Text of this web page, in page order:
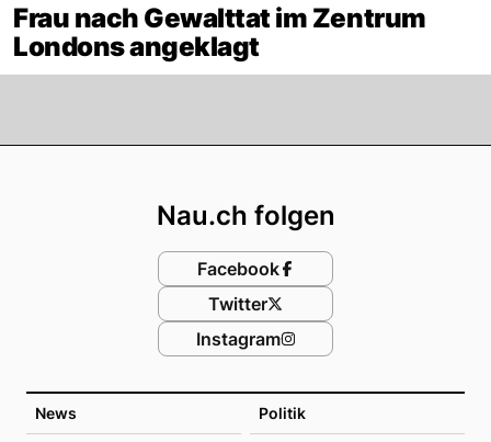
Frau nach Gewalttat im Zentrum
Londons angeklagt
News Politik
Nau.ch folgen
Facebook
Twitter
Instagram